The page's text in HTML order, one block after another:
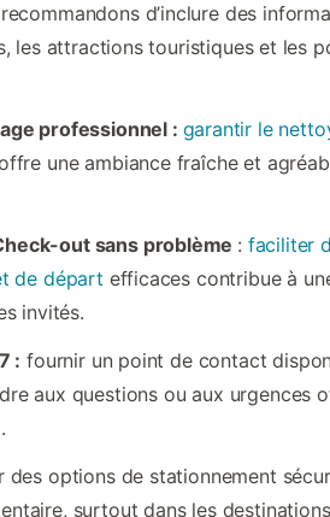
d’inclure des
les attractions touristiques et les
professionnel : garantir le
une ambiance fraîche et
out sans problème : faciliter
de départ efficaces contribue à
invités.
: fournir un point de contact
aux questions ou aux urgences
des options de stationnement
surtout dans les